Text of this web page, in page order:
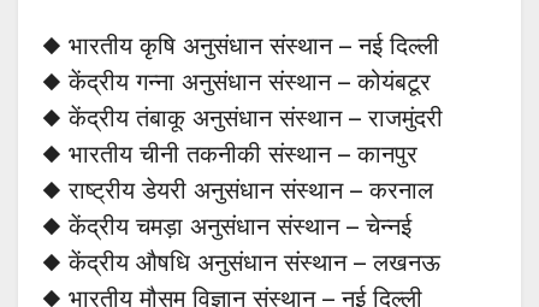
◆ भारतीय कृषि अनुसंधान संस्थान – नई दिल्ली
◆ केंद्रीय गन्ना अनुसंधान संस्थान – कोयंबटूर
◆ केंद्रीय तंबाकू अनुसंधान संस्थान – राजमुंदरी
◆ भारतीय चीनी तकनीकी संस्थान – कानपुर
◆ राष्ट्रीय डेयरी अनुसंधान संस्थान – करनाल
◆ केंद्रीय चमड़ा अनुसंधान संस्थान – चेन्नई
◆ केंद्रीय औषधि अनुसंधान संस्थान – लखनऊ
◆ भारतीय मौसम विज्ञान संस्थान – नई दिल्ली